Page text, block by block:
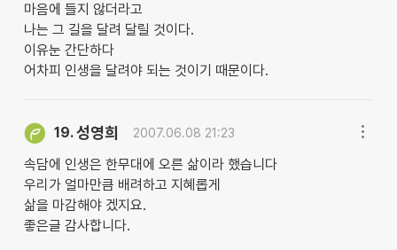
마음에 들지 않더라고
나는 그 길을 달려 달릴 것이다.
이유눈 간단하다
어차피 인생을 달려야 되는 것이기 때문이다.
19.성영희 2007.06.08 21:23
속담에 인생은 한무대에 오른 삶이라 했습니다
우리가 얼마만큼 배려하고 지혜롭게
삶을 마감해야 겠지요.
좋은글 감사합니다.